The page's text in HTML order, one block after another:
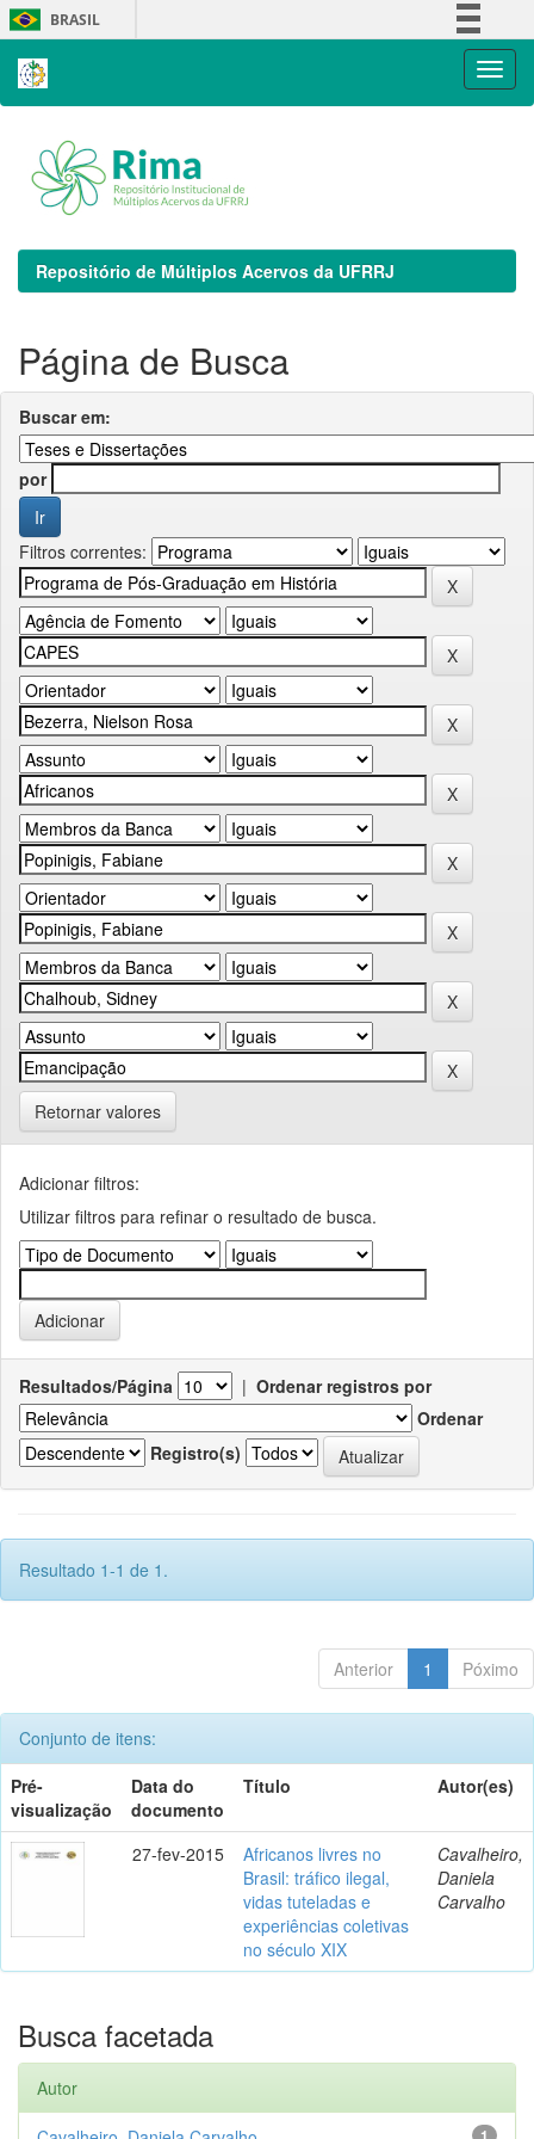
Skip
navigation
BRASIL
Repositório de Múltiplos Acervos da UFRRJ
Página de Busca
Buscar em:
por
Filtros correntes:
Retornar valores
Adicionar filtros:
Utilizar filtros para refinar o resultado de busca.
Resultados/Página | Ordenar registros por
Ordenar
Registro(s)
Resultado 1-1 de 1.
Anterior 1 Póximo
Conjunto de itens:
Pré-
visualização
Data do
documento
Título Autor(es)
27-fev-2015
Africanos livres no
Brasil: tráfico ilegal,
vidas tuteladas e
experiências coletivas
no século XIX
Cavalheiro,
Daniela
Carvalho
Busca facetada
Autor